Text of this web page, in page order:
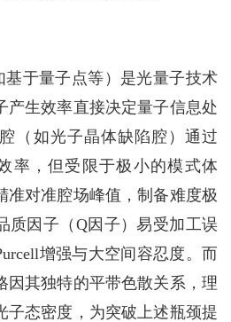
基于量子点等）是光量子技术
产生效率直接决定量子信息处
（如光子晶体缺陷腔）通过
率，但受限于极小的模式体
准对准腔场峰值，制备难度极
质因子（ Q因子）易受加工误
增强与大空间容忍度。而
因其独特的平带色散关系，理
子态密度，为突破上述瓶颈提